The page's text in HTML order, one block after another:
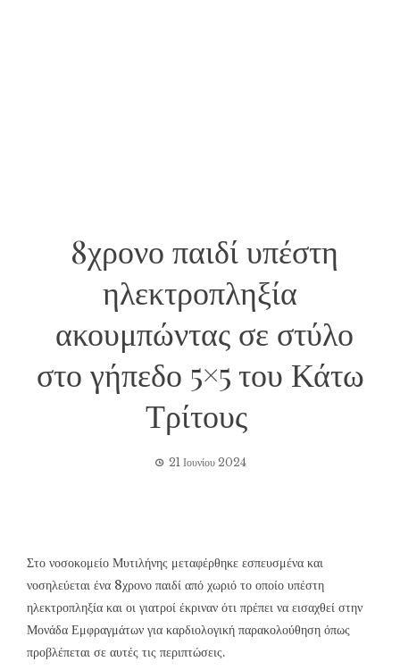
8χρονο παιδί υπέστη
ηλεκτροπληξία
ακουμπώντας σε στύλο
στο γήπεδο 5×5 του Κάτω
Τρίτους
21 Ιουνίου 2024
Στο νοσοκομείο Μυτιλήνης μεταφέρθηκε εσπευσμένα και
νοσηλεύεται ένα 8χρονο παιδί από χωριό το οποίο υπέστη
ηλεκτροπληξία και οι γιατροί έκριναν ότι πρέπει να εισαχθεί στην
Μονάδα Εμφραγμάτων για καρδιολογική παρακολούθηση όπως
προβλέπεται σε αυτές τις περιπτώσεις.